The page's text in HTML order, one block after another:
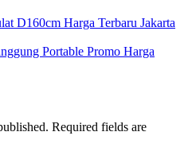
D160cm Harga Terbaru Jakarta
Portable Promo Harga
Required fields are